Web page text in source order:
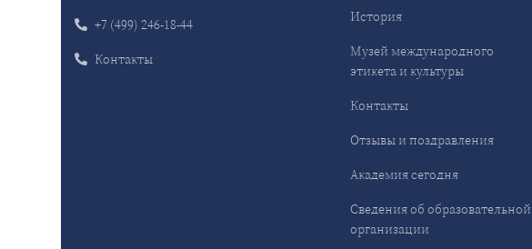
+7 (499) 246-18-44
Контакты
История
Музей международного
этикета и культуры
Контакты
Отзывы и поздравления
Академия сегодня
Сведения об образовательной
организации